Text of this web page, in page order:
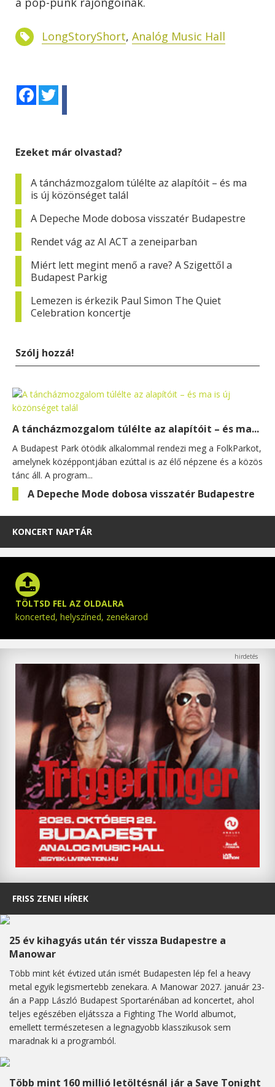
LongStoryShort, Analóg Music Hall
Facebook
Ezeket már olvastad?
A táncházmozgalom túlélte az alapítóit – és ma
is új közönséget talál
A Depeche Mode dobosa visszatér Budapestre
Rendet vág az AI ACT a zeneiparban
Miért lett megint menő a rave? A Szigettől a
Budapest Parkig
Lemezen is érkezik Paul Simon The Quiet
Celebration koncertje
Szólj hozzá!
A táncházmozgalom túlélte az alapítóit – és ma...
A Budapest Park ötödik alkalommal rendezi meg a FolkParkot,
amelynek középpontjában ezúttal is az élő népzene és a közös
tánc áll. A program...
A Depeche Mode dobosa visszatér Budapestre
KONCERT NAPTÁR
TÖLTSD FEL AZ OLDALRA
koncerted, helyszíned, zenekarod
FRISS ZENEI HÍREK
25 év kihagyás után tér vissza Budapestre a
Manowar
Több mint két évtized után ismét Budapesten lép fel a heavy
metal egyik legismertebb zenekara. A Manowar 2027. január 23-
án a Papp László Budapest Sportarénában ad koncertet, ahol
teljes egészében eljátssza a Fighting The World albumot,
emellett természetesen a legnagyobb klasszikusok sem
maradnak ki a programból.
Több mint 160 millió letöltésnál jár a Save Tonight